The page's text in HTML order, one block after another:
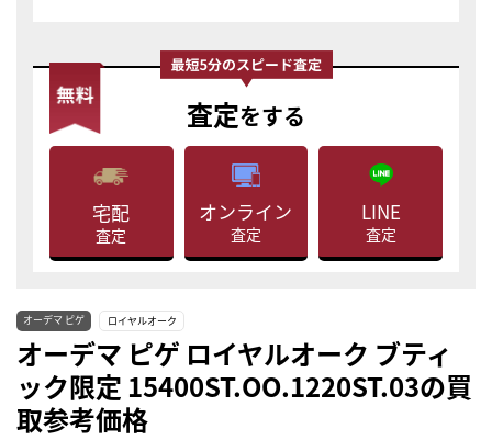
査定をする
宅配
査定
オンライン
査定
LINE
査定
オーデマ ピゲ ロイヤルオーク
オーデマ ピゲ ロイヤルオーク ブティ
ック限定 15400ST.OO.1220ST.03の買
取参考価格